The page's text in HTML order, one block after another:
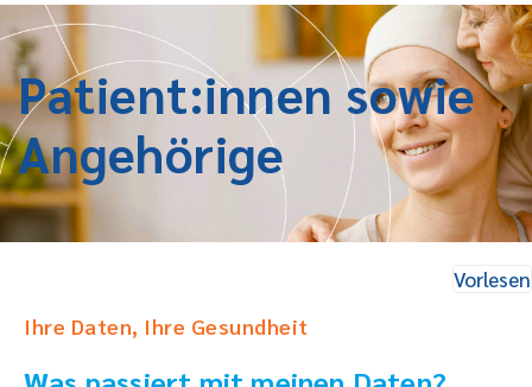
Patient:innen sowie
Angehörige
Vorlesen
Ihre Daten, Ihre Gesundheit